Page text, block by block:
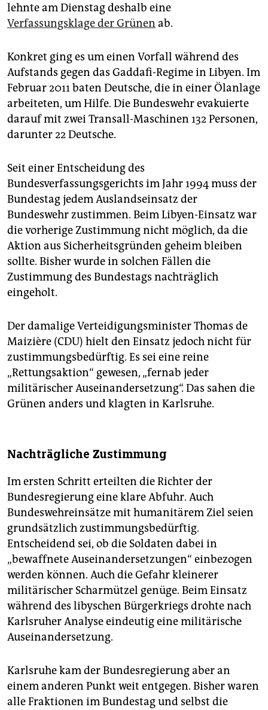
epaper login
lehnte am Dienstag deshalb eine
Verfassungsklage der Grünen ab.
Konkret ging es um einen Vorfall während des
Aufstands gegen das Gaddafi-Regime in Libyen. Im
Februar 2011 baten Deutsche, die in einer Ölanlage
arbeiteten, um Hilfe. Die Bundeswehr evakuierte
darauf mit zwei Transall-Maschinen 132 Personen,
darunter 22 Deutsche.
Seit einer Entscheidung des
Bundesverfassungsgerichts im Jahr 1994 muss der
Bundestag jedem Auslandseinsatz der
Bundeswehr zustimmen. Beim Libyen-Einsatz war
die vorherige Zustimmung nicht möglich, da die
Aktion aus Sicherheitsgründen geheim bleiben
sollte. Bisher wurde in solchen Fällen die
Zustimmung des Bundestags nachträglich
eingeholt.
Der damalige Verteidigungsminister Thomas de
Maizière (CDU) hielt den Einsatz jedoch nicht für
zustimmungsbedürftig. Es sei eine reine
„Rettungsaktion“ gewesen, „fernab jeder
militärischer Auseinandersetzung“. Das sahen die
Grünen anders und klagten in Karlsruhe.
Nachträgliche Zustimmung
Im ersten Schritt erteilten die Richter der
Bundesregierung eine klare Abfuhr. Auch
Bundeswehreinsätze mit humanitärem Ziel seien
grundsätzlich zustimmungsbedürftig.
Entscheidend sei, ob die Soldaten dabei in
„bewaffnete Auseinandersetzungen“ einbezogen
werden können. Auch die Gefahr kleinerer
militärischer Scharmützel genüge. Beim Einsatz
während des libyschen Bürgerkriegs drohte nach
Karlsruher Analyse eindeutig eine militärische
Auseinandersetzung.
Karlsruhe kam der Bundesregierung aber an
einem anderen Punkt weit entgegen. Bisher waren
alle Fraktionen im Bundestag und selbst die